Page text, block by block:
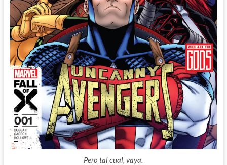
Pero tal cual, vaya.